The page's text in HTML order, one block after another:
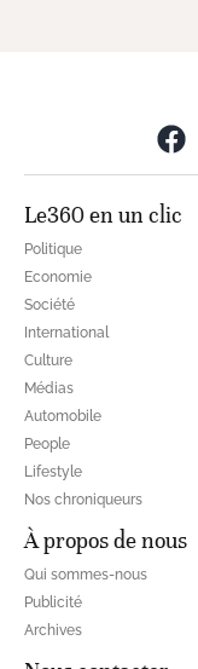
Le360 en un clic
Politique
Economie
Société
International
Culture
Médias
Automobile
People
Lifestyle
Nos chroniqueurs
À propos de nous
Qui sommes-nous
Publicité
Archives